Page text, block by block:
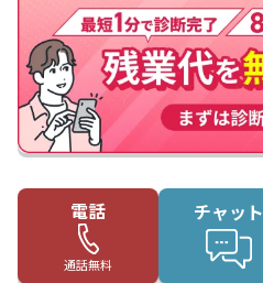
電話
通話無料
チャット